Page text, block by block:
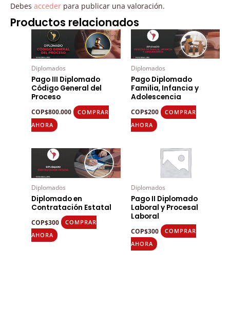
Debes acceder para publicar una valoración.
Productos relacionados
Diplomados
Pago III Diplomado
Código General del
Proceso
COP$800.000
COMPRAR
AHORA
Diplomados
Pago Diplomado
Familia, Infancia y
Adolescencia
COP$200
COMPRAR
AHORA
Diplomados
Diplomado en
Contratación Estatal
COP$300
COMPRAR
AHORA
Diplomados
Pago II Diplomado
Laboral y Procesal
Laboral
COP$300
COMPRAR
AHORA